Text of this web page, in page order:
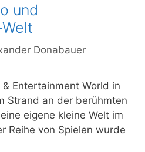
und
Donabauer
Entertainment World in
Strand an der berühmten
eigene kleine Welt im
Reihe von Spielen wurde